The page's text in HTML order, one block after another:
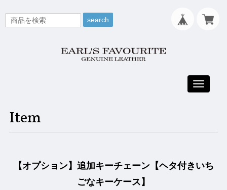
search
Toggle
Item
【オプション】追加キーチェーン【ヘタ付きいち
ごなキーケース】